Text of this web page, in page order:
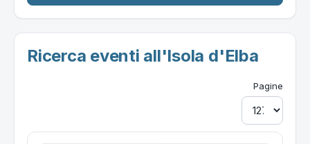
Ricerca eventi all'Isola d'Elba
Pagine